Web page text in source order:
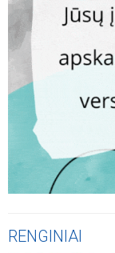
RENGINIAI